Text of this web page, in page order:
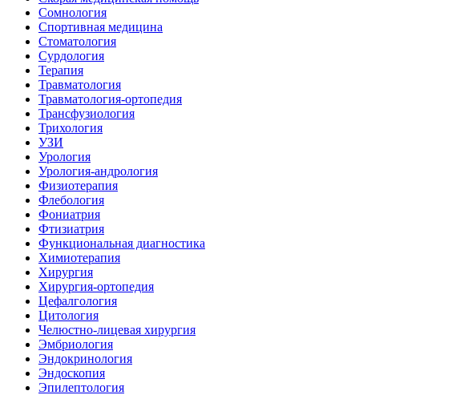
Сомнология
Спортивная медицина
Стоматология
Сурдология
Терапия
Травматология
Травматология-ортопедия
Трансфузиология
Трихология
УЗИ
Урология
Урология-андрология
Физиотерапия
Флебология
Фониатрия
Фтизиатрия
Функциональная диагностика
Химиотерапия
Хирургия
Хирургия-ортопедия
Цефалгология
Цитология
Челюстно-лицевая хирургия
Эмбриология
Эндокринология
Эндоскопия
Эпилептология